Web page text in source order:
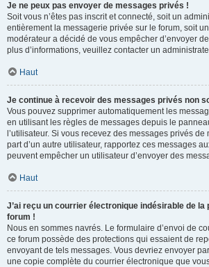
Je ne peux pas envoyer de messages privés !
Soit vous n’êtes pas inscrit et connecté, soit un
entièrement la messagerie privée sur le forum, soit
modérateur a décidé de vous empêcher d’envoyer
plus d’informations, veuillez contacter un
Haut
Je continue à recevoir des messages privés non
Vous pouvez supprimer automatiquement les
en utilisant les règles de messages depuis le
l’utilisateur. Si vous recevez des messages privés
part d’un autre utilisateur, rapportez ces messages
peuvent empêcher un utilisateur d’envoyer des
Haut
J’ai reçu un courrier électronique indésirable de la
forum !
Nous en sommes navrés. Le formulaire d’envoi de
ce forum possède des protections qui essaient de
envoyant de tels messages. Vous devriez envoyer
une copie complète du courrier électronique que